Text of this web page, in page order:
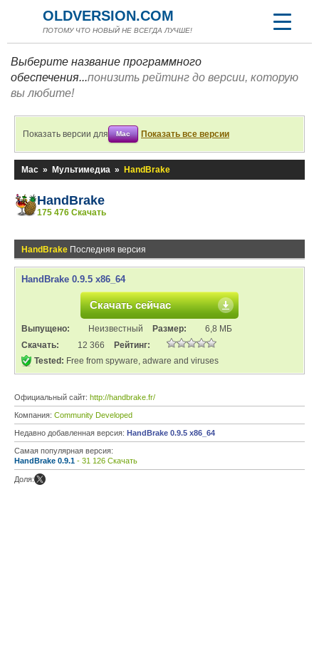
OLDVERSION.COM
ПОТОМУ ЧТО НОВЫЙ НЕ ВСЕГДА ЛУЧШЕ!
Выберите название программного
обеспечения...понизить рейтинг до версии, которую
вы любите!
Показать версии для Mac Показать все версии
Mac » Мультимедиа » HandBrake
HandBrake
175 476 Скачать
HandBrake Последняя версия
HandBrake 0.9.5 x86_64
Скачать сейчас
Выпущено: Неизвестный Размер:
6,8 МБ
Скачать:
12 366
Рейтинг:
Tested: Free from spyware, adware and viruses
Официальный сайт: http://handbrake.fr/
Компания: Community Developed
Недавно добавленная версия: HandBrake 0.9.5 x86_64
Самая популярная версия:
HandBrake 0.9.1 - 31 126 Скачать
Доля: